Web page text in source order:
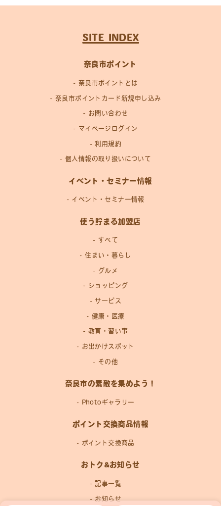
SITE INDEX
奈良市ポイント
奈良市ポイントとは
奈良市ポイントカード新規申し込み
お問い合わせ
マイページログイン
利用規約
個人情報の取り扱いについて
イベント・セミナー情報
イベント・セミナー情報
使う貯まる加盟店
すべて
住まい・暮らし
グルメ
ショッピング
サービス
健康・医療
教育・習い事
お出かけスポット
その他
奈良市の素敵を集めよう！
Photoギャラリー
ポイント交換商品情報
ポイント交換商品
おトク&お知らせ
記事一覧
お知らせ